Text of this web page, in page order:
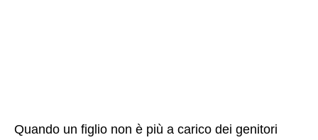
Quando un figlio non è più a carico dei genitori